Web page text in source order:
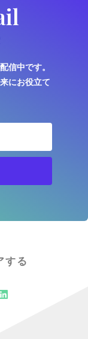
信中です。
にお役立て
する